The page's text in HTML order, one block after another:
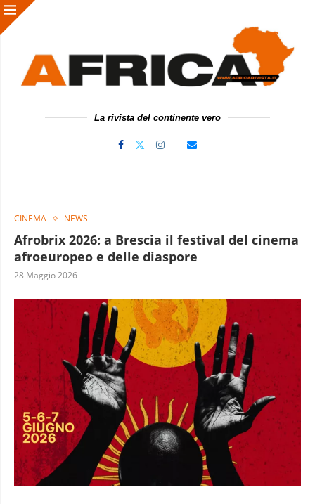
La rivista del continente vero
CINEMA NEWS
Afrobrix 2026: a Brescia il festival del cinema
afroeuropeo e delle diaspore
28 Maggio 2026